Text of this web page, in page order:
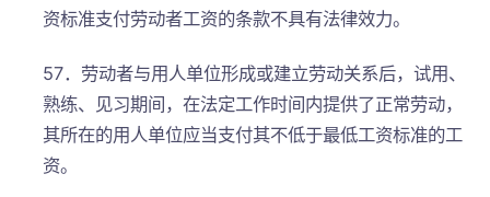
资标准支付劳动者工资的条款不具有法律效力。
57．劳动者与用人单位形成或建立劳动关系后，试用、
熟练、见习期间，在法定工作时间内提供了正常劳动，
其所在的用人单位应当支付其不低于最低工资标准的工
资。